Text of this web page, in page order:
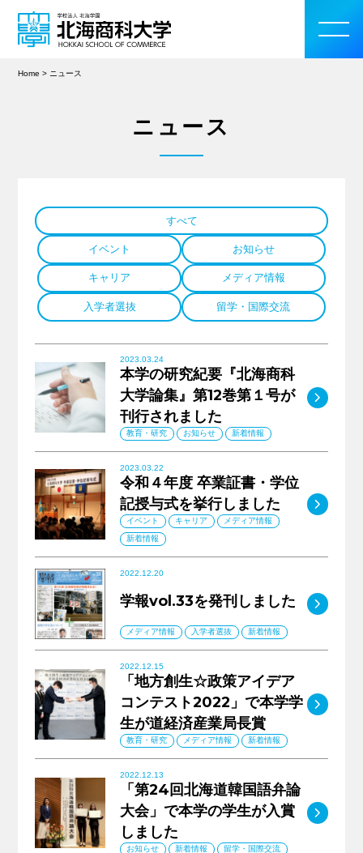
入学案内
教育・研究活動
学生生活
留学・国際交流
キャリア支援
サイトマッププライバシーポリシー教員人事
Home > ニュース
ニュース
すべて
イベント お知らせ
キャリア メディア情報
入学者選抜 留学・国際交流
2023.03.24
本学の研究紀要『北海商科
大学論集』第12巻第１号が
刊行されました
教育・研究 お知らせ 新着情報
2023.03.22
令和４年度 卒業証書・学位
記授与式を挙行しました
イベント キャリア
メディア情報
新着情報
2022.12.20
学報vol.33を発刊しました
メディア情報 入学者選抜 新着情報
2022.12.15
「地方創生☆政策アイデア
コンテスト2022」で本学学
生が道経済産業局長賞
教育・研究 メディア情報 新着情報
2022.12.13
「第24回北海道韓国語弁論
大会」で本学の学生が入賞
しました
お知らせ 新着情報 留学・国際交流